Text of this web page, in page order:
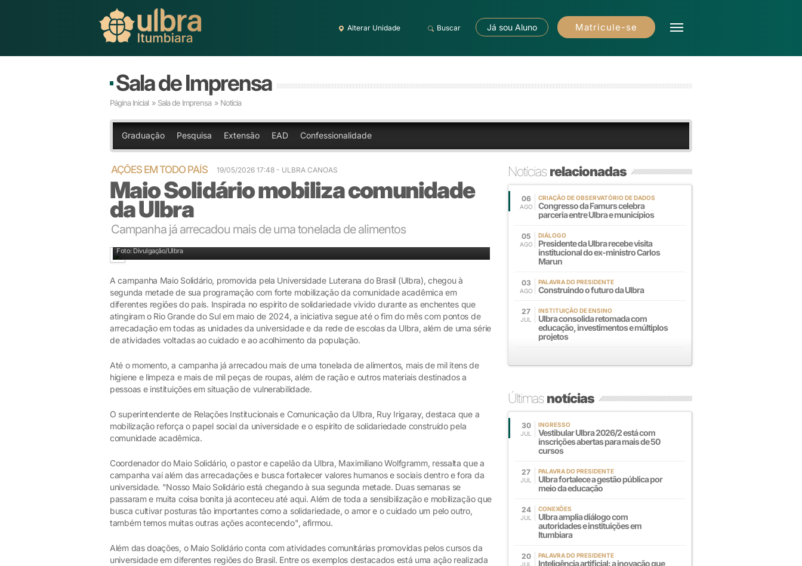
Alterar Unidade Buscar Já sou Aluno Matricule-se
Sala de Imprensa
Página Inicial » Sala de Imprensa » Notícia
Graduação Pesquisa Extensão EAD Confessionalidade
AÇÕES EM TODO PAÍS 19/05/2026 17:48 - ULBRA CANOAS
Maio Solidário mobiliza comunidade
da Ulbra
Campanha já arrecadou mais de uma tonelada de alimentos
Foto: Divulgação/Ulbra
A campanha Maio Solidário, promovida pela Universidade Luterana do Brasil (Ulbra), chegou à
segunda metade de sua programação com forte mobilização da comunidade acadêmica em
diferentes regiões do país. Inspirada no espírito de solidariedade vivido durante as enchentes que
atingiram o Rio Grande do Sul em maio de 2024, a iniciativa segue até o fim do mês com pontos de
arrecadação em todas as unidades da universidade e da rede de escolas da Ulbra, além de uma série
de atividades voltadas ao cuidado e ao acolhimento da população.
Até o momento, a campanha já arrecadou mais de uma tonelada de alimentos, mais de mil itens de
higiene e limpeza e mais de mil peças de roupas, além de ração e outros materiais destinados a
pessoas e instituições em situação de vulnerabilidade.
O superintendente de Relações Institucionais e Comunicação da Ulbra, Ruy Irigaray, destaca que a
mobilização reforça o papel social da universidade e o espírito de solidariedade construído pela
comunidade acadêmica.
Coordenador do Maio Solidário, o pastor e capelão da Ulbra, Maximiliano Wolfgramm, ressalta que a
campanha vai além das arrecadações e busca fortalecer valores humanos e sociais dentro e fora da
universidade. "Nosso Maio Solidário está chegando à sua segunda metade. Duas semanas se
passaram e muita coisa bonita já aconteceu até aqui. Além de toda a sensibilização e mobilização que
busca cultivar posturas tão importantes como a solidariedade, o amor e o cuidado um pelo outro,
também temos muitas outras ações acontecendo", afirmou.
Além das doações, o Maio Solidário conta com atividades comunitárias promovidas pelos cursos da
universidade em diferentes regiões do Brasil. Entre os exemplos destacados está uma ação realizada
Notíciasrelacionadas
06
AGO
CRIAÇÃO DE OBSERVATÓRIO DE DADOS
Congresso da Famurs celebra
parceria entre Ulbra e municípios
05
AGO
DIÁLOGO
Presidente da Ulbra recebe visita
institucional do ex-ministro Carlos
Marun
03
AGO
PALAVRA DO PRESIDENTE
Construindo o futuro da Ulbra
27
JUL
INSTITUIÇÃO DE ENSINO
Ulbra consolida retomada com
educação, investimentos e múltiplos
projetos
Últimasnotícias
30
JUL
INGRESSO
Vestibular Ulbra 2026/2 está com
inscrições abertas para mais de 50
cursos
27
JUL
PALAVRA DO PRESIDENTE
Ulbra fortalece a gestão pública por
meio da educação
24
JUL
CONEXÕES
Ulbra amplia diálogo com
autoridades e instituições em
Itumbiara
20
JUL
PALAVRA DO PRESIDENTE
Inteligência artificial: a inovação que